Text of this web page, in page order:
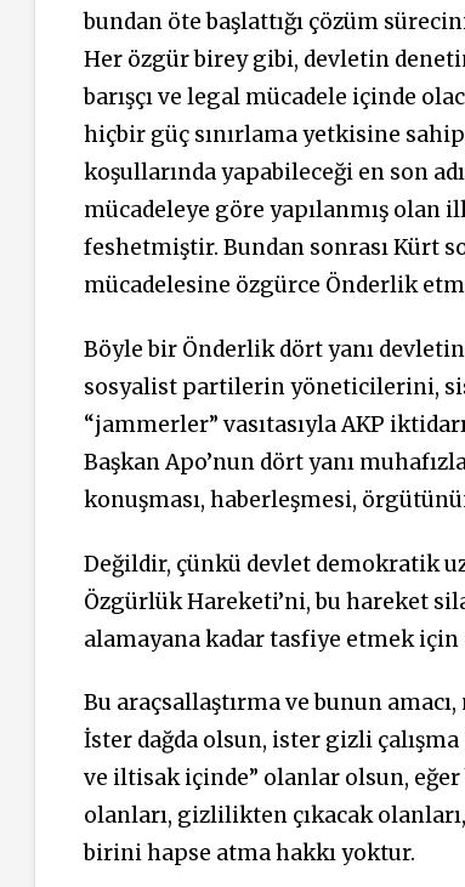
bundan öte başlattığı çözüm
Her özgür birey gibi, devletin
barışçı ve legal mücadele içinde
hiçbir güç sınırlama yetkisine
koşullarında yapabileceği en son
mücadeleye göre yapılanmış
feshetmiştir. Bundan sonrası Kürt
mücadelesine özgürce Önderlik
Böyle bir Önderlik dört yanı
sosyalist partilerin yöneticilerini,
“jammerler” vasıtasıyla AKP
Başkan Apo’nun dört yanı
konuşması, haberleşmesi,
Değildir, çünkü devlet demokratik
Özgürlük Hareketi’ni, bu hareket
alamayana kadar tasfiye etmek için
Bu araçsallaştırma ve bunun amacı,
İster dağda olsun, ister gizli
ve iltisak içinde” olanlar olsun,
olanları, gizlilikten çıkacak
birini hapse atma hakkı yoktur.